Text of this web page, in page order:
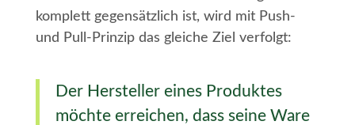
komplett gegensätzlich ist, wird mit Push-
und Pull-Prinzip das gleiche Ziel verfolgt:
Der Hersteller eines Produktes
möchte erreichen, dass seine Ware